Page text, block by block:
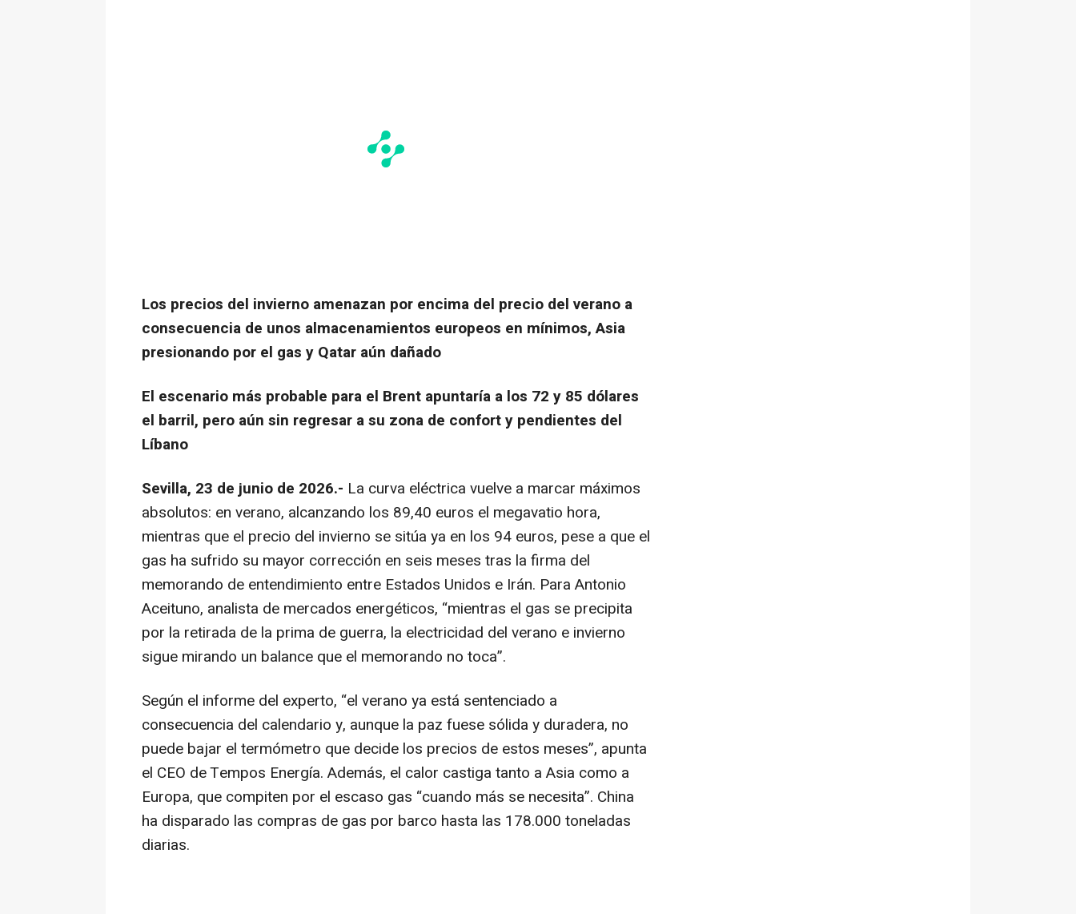
Los precios del invierno amenazan por encima del precio del verano a
consecuencia de unos almacenamientos europeos en mínimos, Asia
presionando por el gas y Qatar aún dañado
El escenario más probable para el Brent apuntaría a los 72 y 85 dólares
el barril, pero aún sin regresar a su zona de confort y pendientes del
Líbano
Sevilla, 23 de junio de 2026.- La curva eléctrica vuelve a marcar máximos
absolutos: en verano, alcanzando los 89,40 euros el megavatio hora,
mientras que el precio del invierno se sitúa ya en los 94 euros, pese a que el
gas ha sufrido su mayor corrección en seis meses tras la firma del
memorando de entendimiento entre Estados Unidos e Irán. Para Antonio
Aceituno, analista de mercados energéticos, “mientras el gas se precipita
por la retirada de la prima de guerra, la electricidad del verano e invierno
sigue mirando un balance que el memorando no toca”.
Según el informe del experto, “el verano ya está sentenciado a
consecuencia del calendario y, aunque la paz fuese sólida y duradera, no
puede bajar el termómetro que decide los precios de estos meses”, apunta
el CEO de Tempos Energía. Además, el calor castiga tanto a Asia como a
Europa, que compiten por el escaso gas “cuando más se necesita”. China
ha disparado las compras de gas por barco hasta las 178.000 toneladas
diarias.